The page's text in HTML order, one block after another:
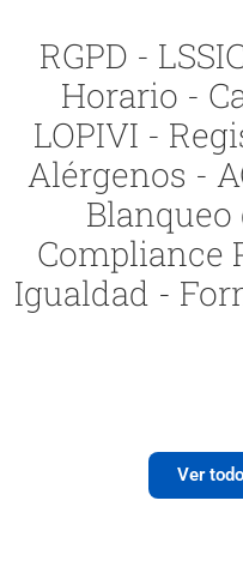
RGPD -
Horario -
LOPIVI -
Alérgenos -
Blanqueo
Compliance
Igualdad -
Ver